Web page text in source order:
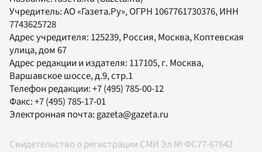
Учредитель:АО «Газета.Ру», ОГРН 1067761730376, ИНН
7743625728
Адрес учредителя: 125239, Россия, Москва, Коптевская
улица, дом 67
Адрес редакции и издателя: 117105, г. Москва,
Варшавское шоссе, д.9, стр.1
Телефон редакции:+7 (495) 785-00-12
Факс:+7 (495) 785-17-01
Электронная почта:gazeta@gazeta.ru
Свидетельство о регистрации СМИ Эл № ФС77-67642